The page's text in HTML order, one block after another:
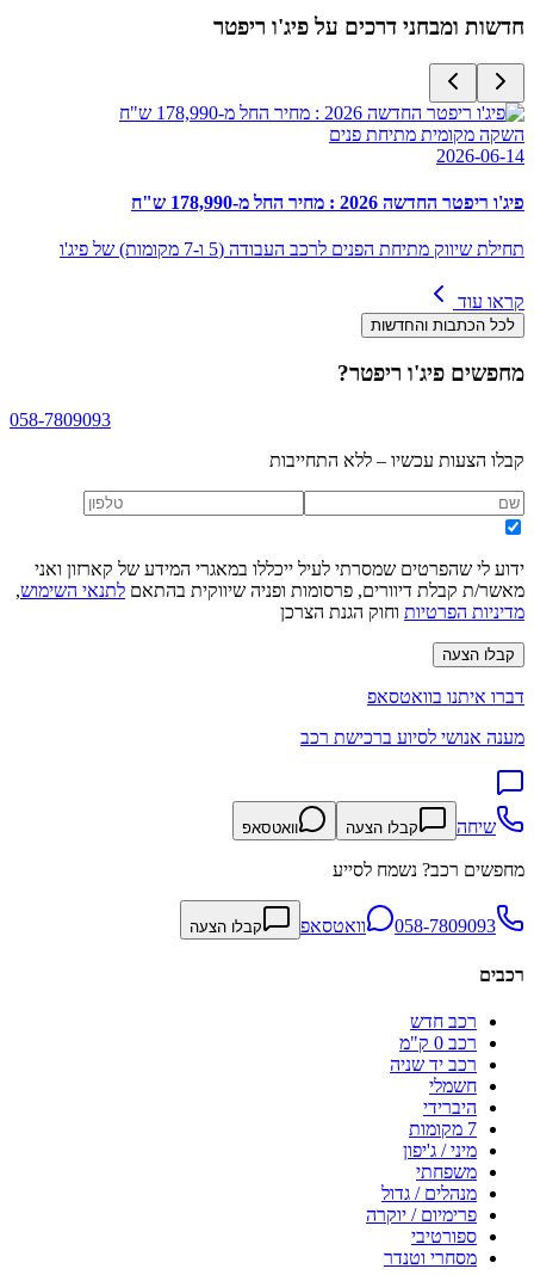
חדשות ומבחני דרכים על פיג'ו ריפטר
השקה מקומית מתיחת פנים
2026-06-14
פיג'ו ריפטר החדשה 2026 : מחיר החל מ-178,990 ש"ח
תחילת שיווק מתיחת הפנים לרכב העבודה (5 ו-7 מקומות) של פיג'ו
קראו עוד
לכל הכתבות והחדשות
מחפשים פיג'ו ריפטר?
058-7809093
קבלו הצעות עכשיו – ללא התחייבות
ידוע לי שהפרטים שמסרתי לעיל ייכללו במאגרי המידע של קארזון ואני
מאשר/ת קבלת דיוורים, פרסומות ופניה שיווקית בהתאם לתנאי השימוש,
מדיניות הפרטיות וחוק הגנת הצרכן
קבלו הצעה
דברו איתנו בוואטסאפ
מענה אנושי לסיוע ברכישת רכב
שיחה קבלו הצעה וואטסאפ
מחפשים רכב? נשמח לסייע
058-7809093 וואטסאפ קבלו הצעה
רכבים
רכב חדש
רכב 0 ק"מ
רכב יד שניה
חשמלי
היברידי
7 מקומות
מיני / ג'יפון
משפחתי
מנהלים / גדול
פרימיום / יוקרה
ספורטיבי
מסחרי וטנדר